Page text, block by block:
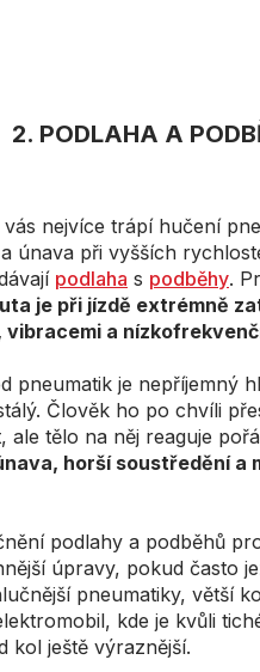
2. PODLAHA A
vás nejvíce trápí hučení
únava při vyšších
podlaha s podběhy.
je při jízdě extrémně
vibracemi a
pneumatik je nepříjemný
Člověk ho po chvíli
ale tělo na něj reaguje
horší soustředění a
podlahy a podběhů
úpravy, pokud často
pneumatiky, větší
kde je kvůli
kol ještě výraznější.